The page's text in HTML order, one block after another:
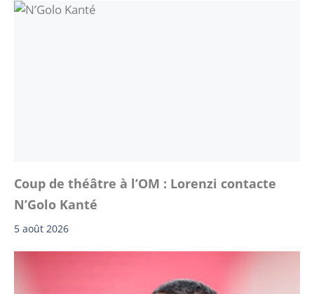
Coup de théâtre à l’OM : Lorenzi contacte
N’Golo Kanté
5 août 2026